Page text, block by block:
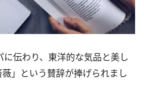
伝わり、東洋的な気品と美し
」という賛辞が捧げられまし